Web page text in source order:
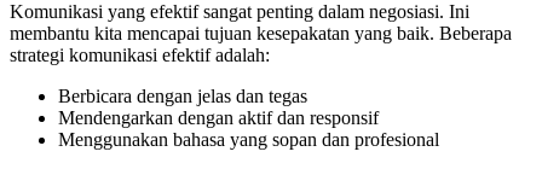
Komunikasi yang efektif sangat penting dalam negosiasi. Ini
membantu kita mencapai tujuan kesepakatan yang baik. Beberapa
strategi komunikasi efektif adalah:
Berbicara dengan jelas dan tegas
Mendengarkan dengan aktif dan responsif
Menggunakan bahasa yang sopan dan profesional